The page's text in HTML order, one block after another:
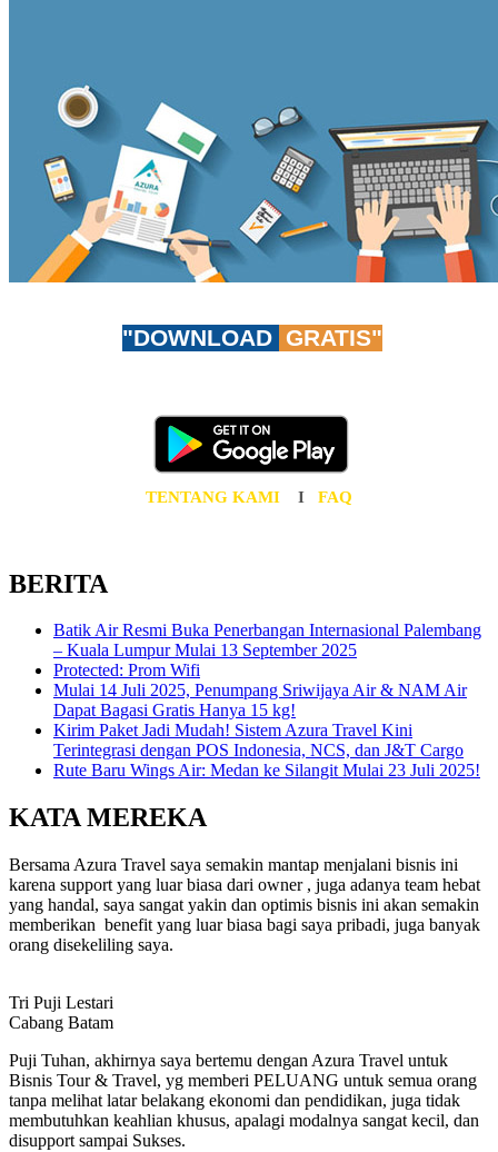
"DOWNLOAD GRATIS"
TENTANG KAMI I FAQ
BERITA
Batik Air Resmi Buka Penerbangan Internasional Palembang
– Kuala Lumpur Mulai 13 September 2025
Protected: Prom Wifi
Mulai 14 Juli 2025, Penumpang Sriwijaya Air & NAM Air
Dapat Bagasi Gratis Hanya 15 kg!
Kirim Paket Jadi Mudah! Sistem Azura Travel Kini
Terintegrasi dengan POS Indonesia, NCS, dan J&T Cargo
Rute Baru Wings Air: Medan ke Silangit Mulai 23 Juli 2025!
KATA MEREKA
Bersama Azura Travel saya semakin mantap menjalani bisnis ini
karena support yang luar biasa dari owner , juga adanya team hebat
yang handal, saya sangat yakin dan optimis bisnis ini akan semakin
memberikan benefit yang luar biasa bagi saya pribadi, juga banyak
orang disekeliling saya.
Tri Puji Lestari
Cabang Batam
Puji Tuhan, akhirnya saya bertemu dengan Azura Travel untuk
Bisnis Tour & Travel, yg memberi PELUANG untuk semua orang
tanpa melihat latar belakang ekonomi dan pendidikan, juga tidak
membutuhkan keahlian khusus, apalagi modalnya sangat kecil, dan
disupport sampai Sukses.